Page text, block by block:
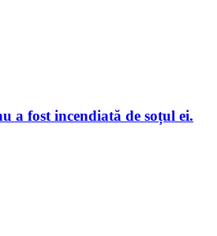
a fost incendiată de soțul ei.